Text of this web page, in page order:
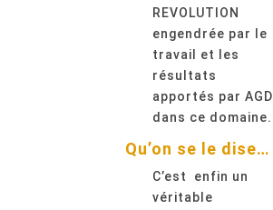
REVOLUTION
engendrée par le
travail et les
résultats
apportés par AGD
dans ce domaine.
Qu’on se le dise…
C’est enfin un
véritable